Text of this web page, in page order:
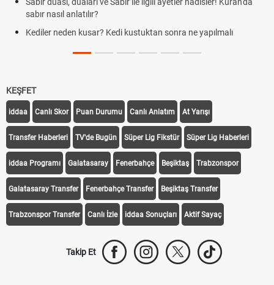
nasıl anlatılır?
neden kusar? Kedi kustuktan sonra ne yapılmalı
KEŞFET
iddaa Canlı Skor Puan Durumu Canlı Anlatım At Yarışı
Transfer Haberleri TV'de Bugün Süper Lig Fikstür Süper Lig Haberleri
iddaa Programı Galatasaray Fenerbahçe Beşiktaş Trabzonspor
Galatasaray Transfer Fenerbahçe Transfer Beşiktaş Transfer
Trabzonspor Transfer Canlı İzle iddaa Sonuçları Aktif Sayaç
Takip Et